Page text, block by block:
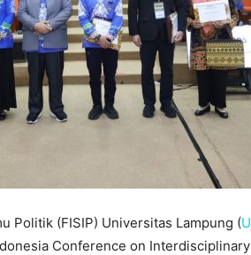
Politik (FISIP) Universitas Lampung (
Conference on